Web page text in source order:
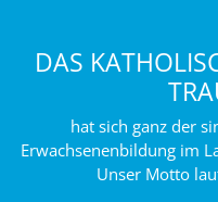
DAS
hat sich ganz der
Erwachsenenbildung im
Unser Motto